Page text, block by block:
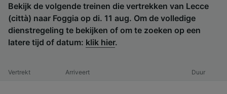
Bekijk de volgende treinen die vertrekken van Lecce
(città) naar Foggia op di. 11 aug. Om de volledige
dienstregeling te bekijken of om te zoeken op een
latere tijd of datum: klik hier.
Vertrekt Arriveert Duur